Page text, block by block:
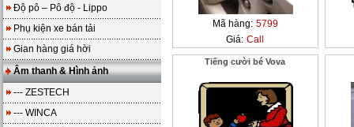
Độ pô – Pô độ - Lippo
Phụ kiện xe bán tải
Gian hàng giá hời
Âm thanh & Hình ảnh
--- ZESTECH
--- WINCA
Mã hàng: 5799
Giá: Call
Tiếng cười bé Vova